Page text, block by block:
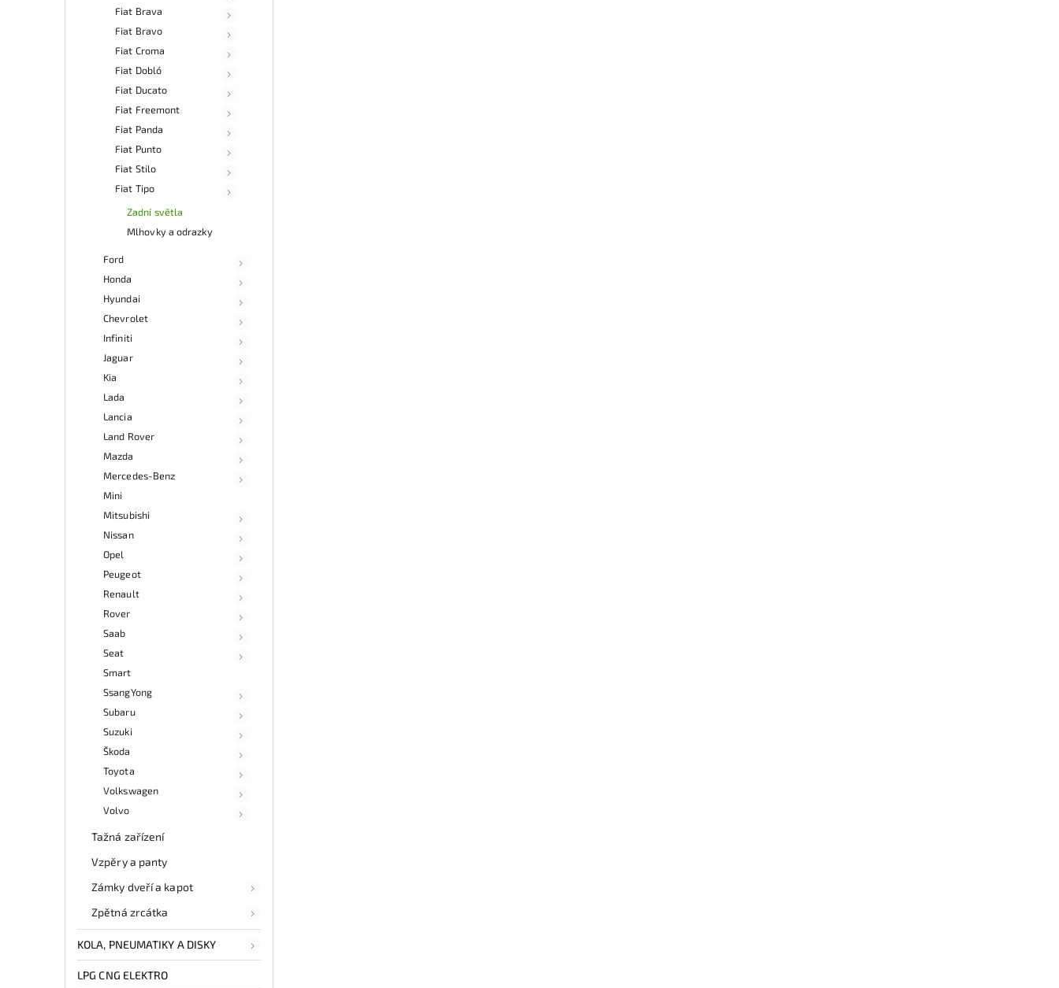
Fiat Brava
Fiat Bravo
Fiat Croma
Fiat Dobló
Fiat Ducato
Fiat Freemont
Fiat Panda
Fiat Punto
Fiat Stilo
Fiat Tipo
Zadní světla
Mlhovky a odrazky
Ford
Honda
Hyundai
Chevrolet
Infiniti
Jaguar
Kia
Lada
Lancia
Land Rover
Mazda
Mercedes-Benz
Mini
Mitsubishi
Nissan
Opel
Peugeot
Renault
Rover
Saab
Seat
Smart
SsangYong
Subaru
Suzuki
Škoda
Toyota
Volkswagen
Volvo
Tažná zařízení
Vzpěry a panty
Zámky dveří a kapot
Zpětná zrcátka
KOLA, PNEUMATIKY A DISKY
LPG CNG ELEKTRO